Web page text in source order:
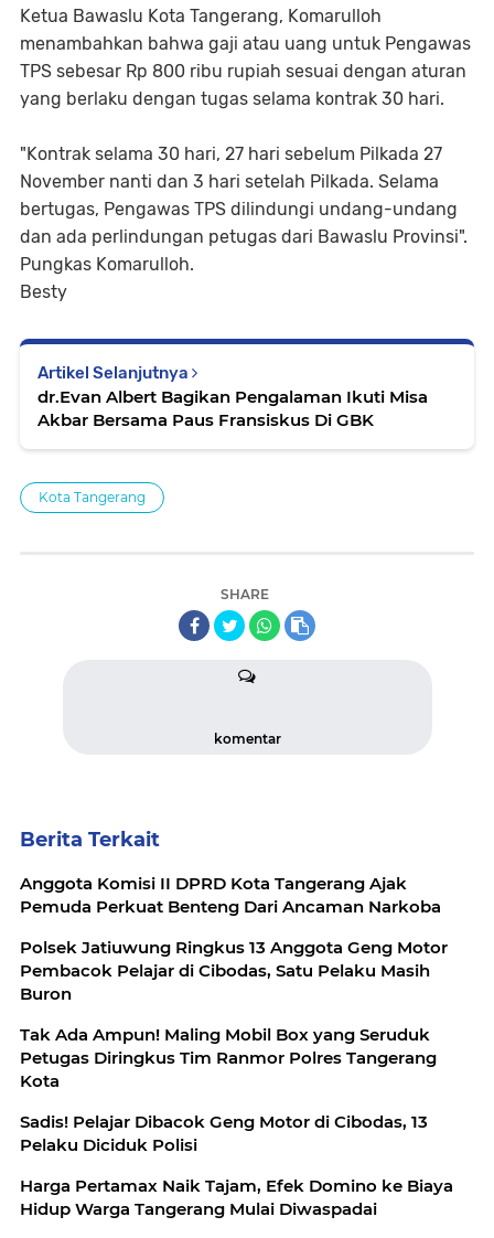
Ketua Bawaslu Kota Tangerang, Komarulloh
menambahkan bahwa gaji atau uang untuk Pengawas
TPS sebesar Rp 800 ribu rupiah sesuai dengan aturan
yang berlaku dengan tugas selama kontrak 30 hari.
"Kontrak selama 30 hari, 27 hari sebelum Pilkada 27
November nanti dan 3 hari setelah Pilkada. Selama
bertugas, Pengawas TPS dilindungi undang-undang
dan ada perlindungan petugas dari Bawaslu Provinsi".
Pungkas Komarulloh.
Besty
Artikel Selanjutnya
dr.Evan Albert Bagikan Pengalaman Ikuti Misa
Akbar Bersama Paus Fransiskus Di GBK
Kota Tangerang
SHARE
komentar
Berita Terkait
Anggota Komisi II DPRD Kota Tangerang Ajak
Pemuda Perkuat Benteng Dari Ancaman Narkoba
Polsek Jatiuwung Ringkus 13 Anggota Geng Motor
Pembacok Pelajar di Cibodas, Satu Pelaku Masih
Buron
Tak Ada Ampun! Maling Mobil Box yang Seruduk
Petugas Diringkus Tim Ranmor Polres Tangerang
Kota
Sadis! Pelajar Dibacok Geng Motor di Cibodas, 13
Pelaku Diciduk Polisi
Harga Pertamax Naik Tajam, Efek Domino ke Biaya
Hidup Warga Tangerang Mulai Diwaspadai